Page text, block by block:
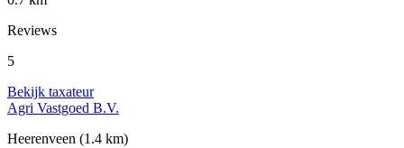
Reviews
5
Bekijk taxateur
Agri Vastgoed B.V.
Heerenveen (1.4 km)